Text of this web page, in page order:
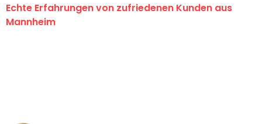
Echte Erfahrungen von zufriedenen Kunden aus
Mannheim